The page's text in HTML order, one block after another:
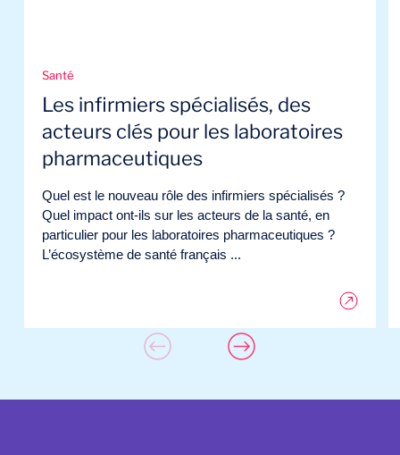
Santé
Les infirmiers spécialisés, des
acteurs clés pour les laboratoires
pharmaceutiques
Quel est le nouveau rôle des infirmiers spécialisés ?
Quel impact ont-ils sur les acteurs de la santé, en
particulier pour les laboratoires pharmaceutiques ?
L’écosystème de santé français ...